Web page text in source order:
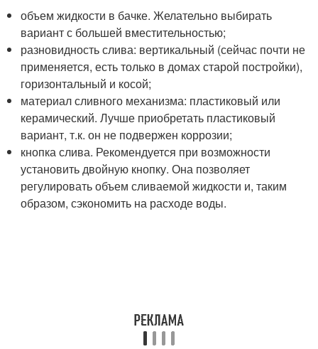
объем жидкости в бачке. Желательно выбирать
вариант с большей вместительностью;
разновидность слива: вертикальный (сейчас почти не
применяется, есть только в домах старой постройки),
горизонтальный и косой;
материал сливного механизма: пластиковый или
керамический. Лучше приобретать пластиковый
вариант, т.к. он не подвержен коррозии;
кнопка слива. Рекомендуется при возможности
установить двойную кнопку. Она позволяет
регулировать объем сливаемой жидкости и, таким
образом, сэкономить на расходе воды.